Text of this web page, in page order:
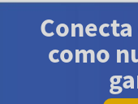
como